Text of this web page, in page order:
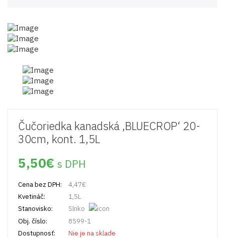
Čučoriedka kanadská ‚BLUECROP‘ 20-
30cm, kont. 1,5L
5,50€ s DPH
Cena bez DPH: 4,47€
Kvetináč:
1,5L
Stanovisko:
Slnko
Obj. číslo:
8599-1
Dostupnosť:
Nie je na sklade